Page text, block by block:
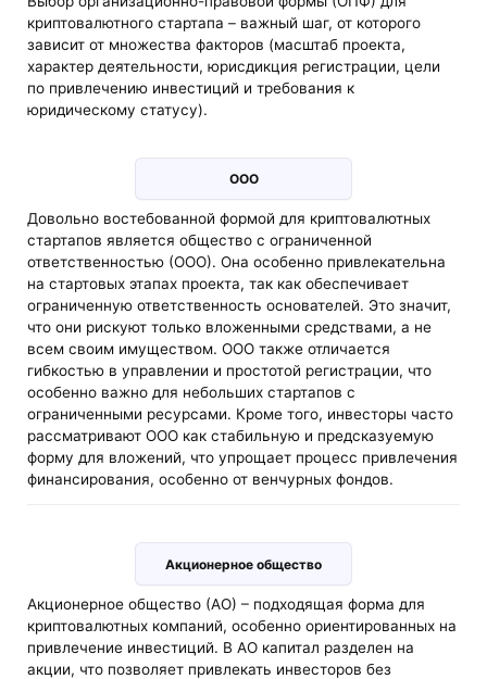
криптовалютного стартапа – важный шаг, от которого
зависит от множества факторов (масштаб проекта,
характер деятельности, юрисдикция регистрации, цели
по привлечению инвестиций и требования к
юридическому статусу).
ООО
Довольно востебованной формой для криптовалютных
стартапов является общество с ограниченной
ответственностью (ООО). Она особенно привлекательна
на стартовых этапах проекта, так как обеспечивает
ограниченную ответственность основателей. Это значит,
что они рискуют только вложенными средствами, а не
всем своим имуществом. ООО также отличается
гибкостью в управлении и простотой регистрации, что
особенно важно для небольших стартапов с
ограниченными ресурсами. Кроме того, инвесторы часто
рассматривают ООО как стабильную и предсказуемую
форму для вложений, что упрощает процесс привлечения
финансирования, особенно от венчурных фондов.
Акционерное общество
Акционерное общество (АО) – подходящая форма для
криптовалютных компаний, особенно ориентированных на
привлечение инвестиций. В АО капитал разделен на
акции, что позволяет привлекать инвесторов без